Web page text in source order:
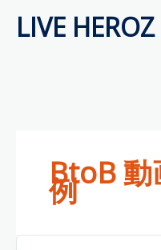
LIVE HEROZ
BtoB 動
例